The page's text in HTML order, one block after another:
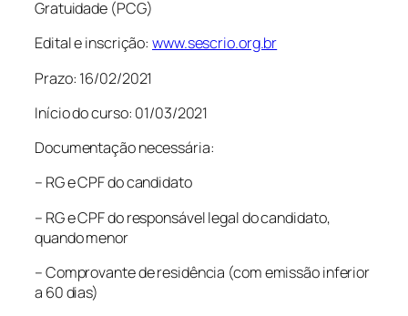
Gratuidade (PCG)
Edital e inscrição:www.sescrio.org.br
Prazo: 16/02/2021
Início do curso: 01/03/2021
Documentação necessária:
– RG e CPF do candidato
– RG e CPF do responsável legal do candidato,
quando menor
– Comprovante de residência (com emissão inferior
a 60 dias)